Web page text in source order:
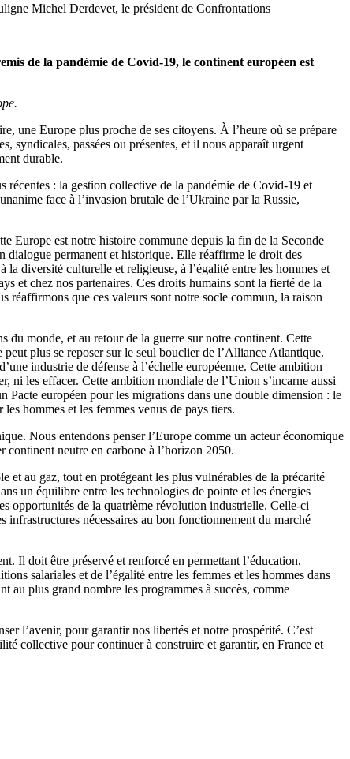
Michel Derdevet, le président de Confrontations
de la pandémie de Covid-19, le continent européen est
une Europe plus proche de ses citoyens. À l’heure où se prépare
syndicales, passées ou présentes, et il nous apparaît urgent
durable.
récentes : la gestion collective de la pandémie de Covid-19 et
face à l’invasion brutale de l’Ukraine par la Russie,
Europe est notre histoire commune depuis la fin de la Seconde
dialogue permanent et historique. Elle réaffirme le droit des
diversité culturelle et religieuse, à l’égalité entre les hommes et
et chez nos partenaires. Ces droits humains sont la fierté de la
réaffirmons que ces valeurs sont notre socle commun, la raison
du monde, et au retour de la guerre sur notre continent. Cette
plus se reposer sur le seul bouclier de l’Alliance Atlantique.
industrie de défense à l’échelle européenne. Cette ambition
ni les effacer. Cette ambition mondiale de l’Union s’incarne aussi
Pacte européen pour les migrations dans une double dimension : le
hommes et les femmes venus de pays tiers.
Nous entendons penser l’Europe comme un acteur économique
continent neutre en carbone à l’horizon 2050.
et au gaz, tout en protégeant les plus vulnérables de la précarité
un équilibre entre les technologies de pointe et les énergies
opportunités de la quatrième révolution industrielle. Celle-ci
infrastructures nécessaires au bon fonctionnement du marché
Il doit être préservé et renforcé en permettant l’éducation,
salariales et de l’égalité entre les femmes et les hommes dans
au plus grand nombre les programmes à succès, comme
l’avenir, pour garantir nos libertés et notre prospérité. C’est
collective pour continuer à construire et garantir, en France et